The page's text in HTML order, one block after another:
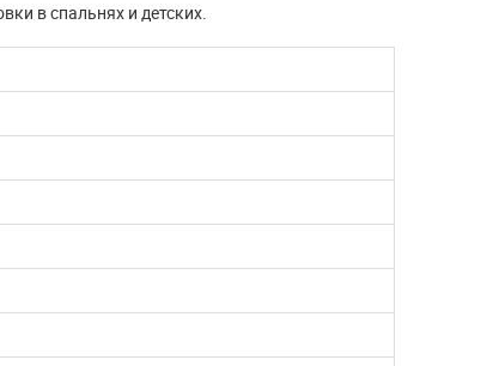
в спальнях и детских.